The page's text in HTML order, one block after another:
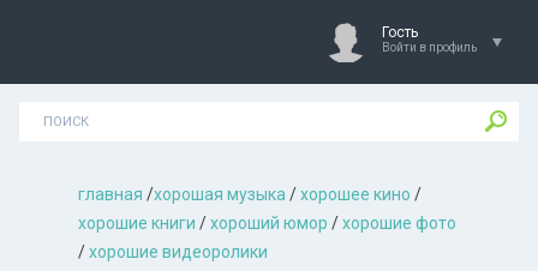
Гость
Войти в профиль
главная /хорошая музыкa /хорошее кино /
хорошие книги /хороший юмор /хорошие фото
/хорошие видеоролики